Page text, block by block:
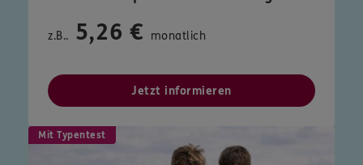
z.B.. 5,26 € monatlich
Jetzt informieren
Mit Typentest